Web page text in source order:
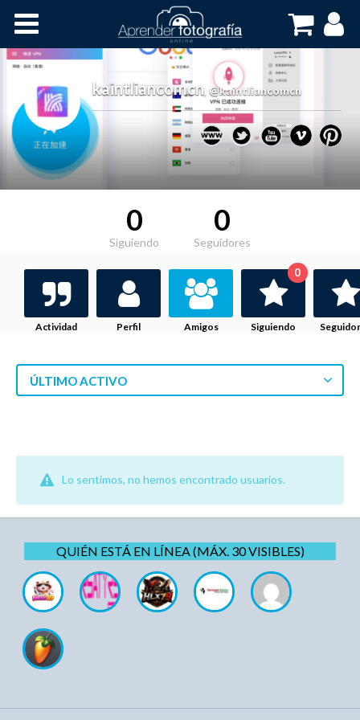
kaintliancomcn @kaintliancomcn
0
Siguiendo
0
Seguidores
Actividad Perfil Amigos Siguiendo
0
ÚLTIMO ACTIVO
Lo sentimos, no hemos encontrado usuarios.
QUIÉN ESTÁ EN LÍNEA (MÁX. 30 VISIBLES)